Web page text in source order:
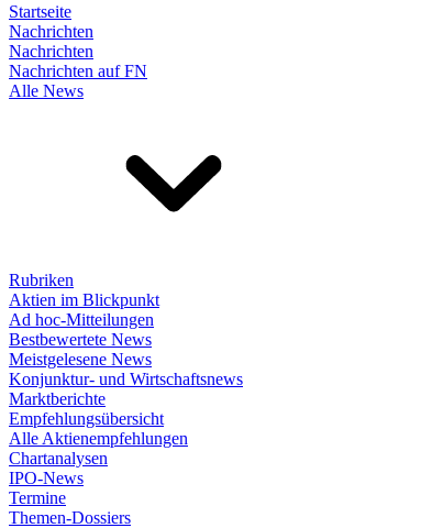
Startseite
Nachrichten
Nachrichten
Nachrichten auf FN
Alle News
Rubriken
Aktien im Blickpunkt
Ad hoc-Mitteilungen
Bestbewertete News
Meistgelesene News
Konjunktur- und Wirtschaftsnews
Marktberichte
Empfehlungsübersicht
Alle Aktienempfehlungen
Chartanalysen
IPO-News
Termine
Themen-Dossiers